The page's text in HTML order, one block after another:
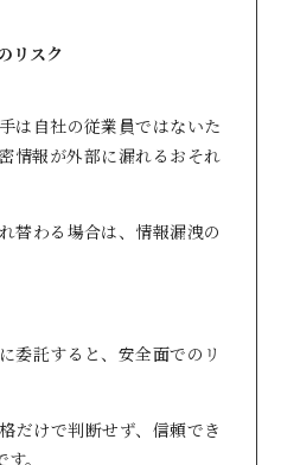
リスク
は自社の従業員ではないた
情報が外部に漏れるおそれ
替わる場合は、情報漏洩の
委託すると、安全面でのリ
だけで判断せず、信頼でき
。